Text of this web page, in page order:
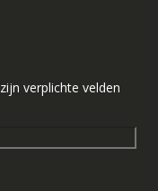
zijn verplichte velden